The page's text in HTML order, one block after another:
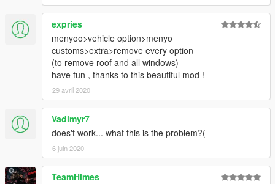
expries
menyoo>vehicle option>menyo
customs>extra>remove every option
(to remove roof and all windows)
have fun , thanks to this beautiful mod !
29 avril 2020
Vadimyr7
does't work... what this is the problem?(
6 juin 2020
TeamHimes